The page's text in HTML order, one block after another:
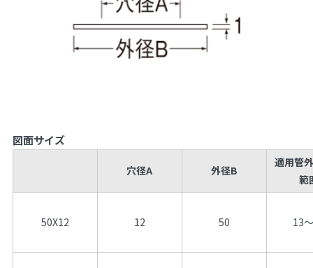
図面サイズ
穴径A 外径B
適用管
範
50X12 12 50 13